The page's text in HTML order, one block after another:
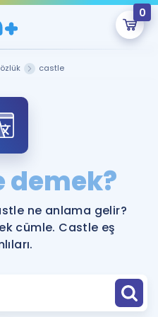
0
An Boş.
onlarca eğitim seni
castle
demek?
ne anlama gelir?
cümle. Castle eş